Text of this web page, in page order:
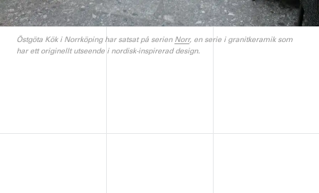
Östgöta Kök i Norrköping har satsat på serien Norr, en serie i granitkeramik som
har ett originellt utseende i nordisk-inspirerad design.